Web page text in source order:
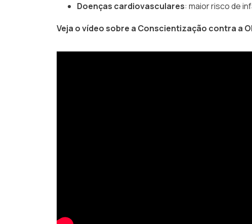
Doenças cardiovasculares: maior risco de
Veja o vídeo sobre a Conscientização contra a